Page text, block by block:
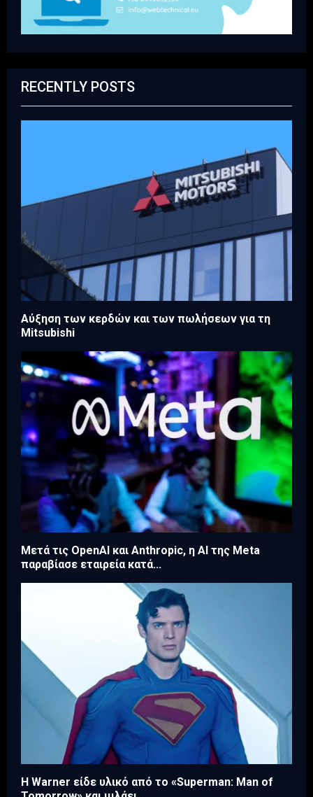
RECENTLY POSTS
Aύξηση των κερδών και των πωλήσεων για τη
Mitsubishi
Μετά τις OpenAI και Anthropic, η AI της Meta
παραβίασε εταιρεία κατά...
Η Warner είδε υλικό από το «Superman: Man of